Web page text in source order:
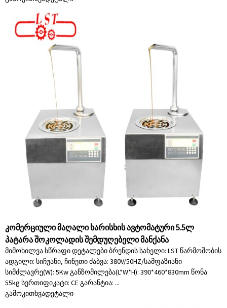
კომერციული მაღალი ხარისხის ავტომატური 5.5ლ
პატარა შოკოლადის შემდუღებელი მანქანა
მიმოხილვა სწრაფი დეტალები ბრენდის სახელი: LST წარმოშობის
ადგილი: სიჩუანი, ჩინეთი ძაბვა: 380V/50HZ/სამფაზიანი
სიმძლავრე(W): 5Kw განზომილება(L*W*H): 390*460*830mm წონა:
55kg სერთიფიკატი: CE გარანტია: ...
გამოკითხვადეტალი